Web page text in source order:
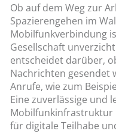
Ob auf dem Weg zur
Spazierengehen im
Mobilfunkverbindung
Gesellschaft
entscheidet darüber,
Nachrichten gesendet
Anrufe, wie zum
Eine zuverlässige und
Mobilfunkinfrastruktur
für digitale Teilhabe